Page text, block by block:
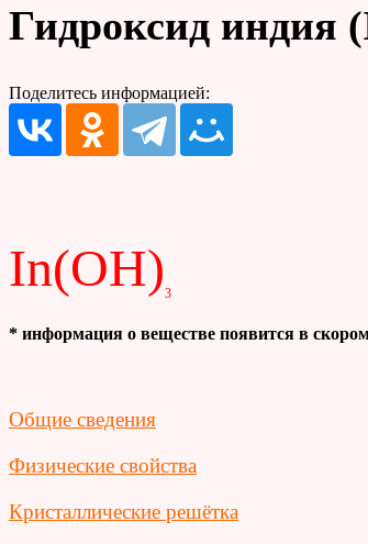
Гидроксид индия
Поделитесь информацией:
In(OH)3
* информация о веществе появится в
Общие сведения
Физические свойства
Кристаллические решётка